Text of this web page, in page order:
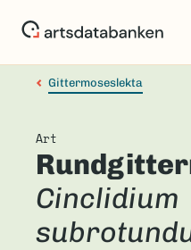
Gittermoseslekta
Art
Cinclidium